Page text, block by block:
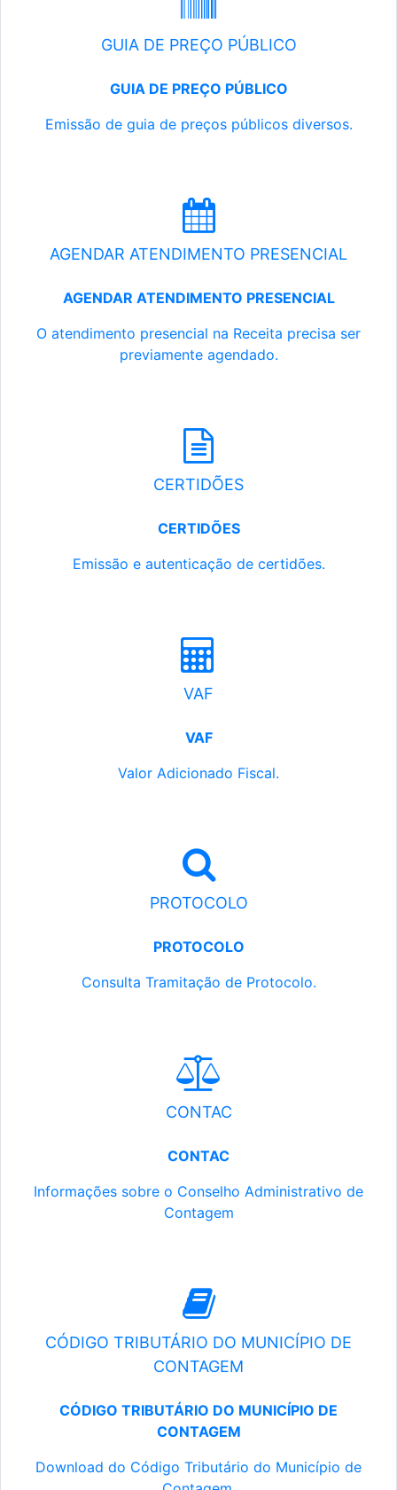
GUIA DE PREÇO PÚBLICO
GUIA DE PREÇO PÚBLICO
Emissão de guia de preços públicos diversos.
AGENDAR ATENDIMENTO PRESENCIAL
AGENDAR ATENDIMENTO PRESENCIAL
O atendimento presencial na Receita precisa ser
previamente agendado.
CERTIDÕES
CERTIDÕES
Emissão e autenticação de certidões.
VAF
VAF
Valor Adicionado Fiscal.
PROTOCOLO
PROTOCOLO
Consulta Tramitação de Protocolo.
CONTAC
CONTAC
Informações sobre o Conselho Administrativo de
Contagem
CÓDIGO TRIBUTÁRIO DO MUNICÍPIO DE
CONTAGEM
CÓDIGO TRIBUTÁRIO DO MUNICÍPIO DE
CONTAGEM
Download do Código Tributário do Município de